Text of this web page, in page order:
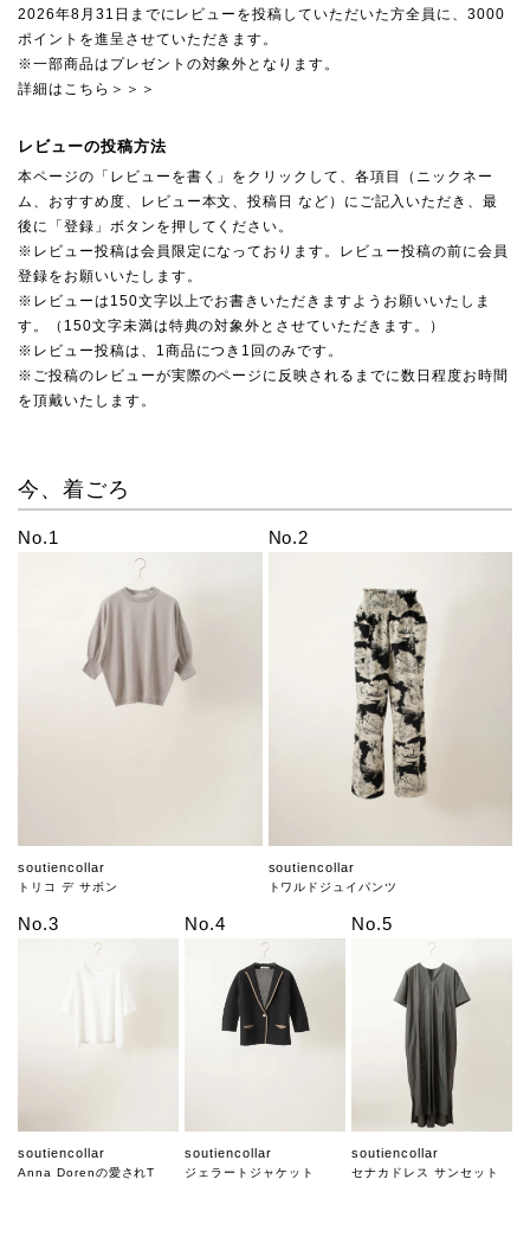
2026年8月31日までにレビューを投稿していただいた方全員に、3000
ポイントを進呈させていただきます。
※一部商品はプレゼントの対象外となります。
詳細はこちら＞＞＞
レビューの投稿方法
本ページの「レビューを書く」をクリックして、各項目（ニックネー
ム、おすすめ度、レビュー本文、投稿日 など）にご記入いただき、最
後に「登録」ボタンを押してください。
※レビュー投稿は会員限定になっております。レビュー投稿の前に会員
登録をお願いいたします。
※レビューは150文字以上でお書きいただきますようお願いいたしま
す。（150文字未満は特典の対象外とさせていただきます。）
※レビュー投稿は、1商品につき1回のみです。
※ご投稿のレビューが実際のページに反映されるまでに数日程度お時間
を頂戴いたします。
今、着ごろ
No.1
soutiencollar
トリコ デ サボン
No.2
soutiencollar
トワルドジュイパンツ
No.3
soutiencollar
Anna Dorenの愛されT
No.4
soutiencollar
ジェラートジャケット
No.5
soutiencollar
セナカドレス サンセット